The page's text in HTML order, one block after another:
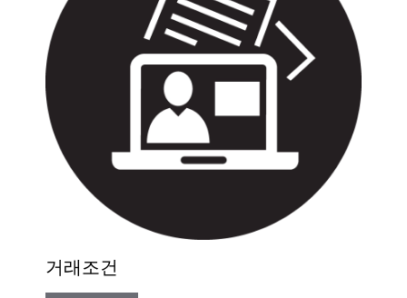
거래조건